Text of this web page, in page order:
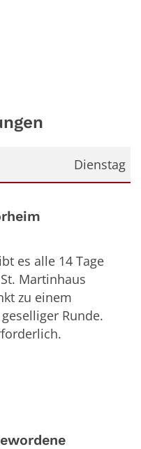
Dienstag
es alle 14 Tage
Martinhaus
zu einem
Runde.